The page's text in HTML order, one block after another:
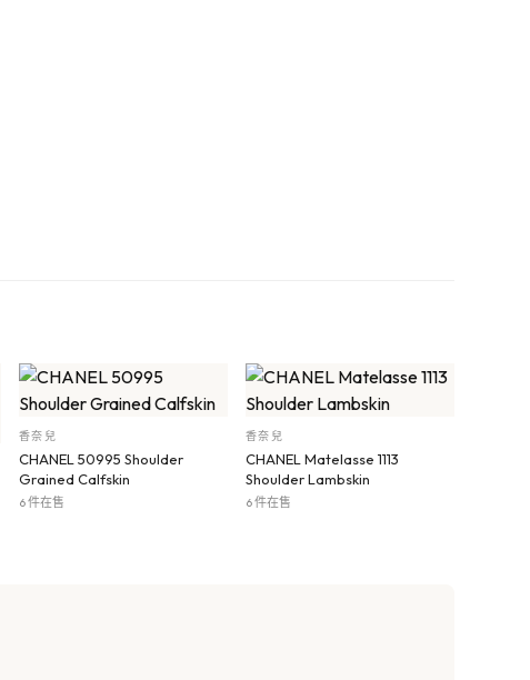
香奈兒
CHANEL 50995 Shoulder
Grained Calfskin
6 件在售
香奈兒
CHANEL Matelasse 1113
Shoulder Lambskin
6 件在售